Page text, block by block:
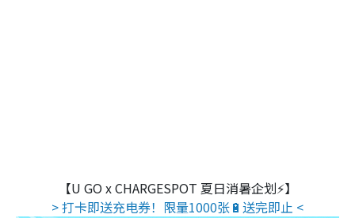
【U GO x CHARGESPOT 夏日消暑企划⚡】
> 打卡即送充电券！限量1000张🔋送完即止 <